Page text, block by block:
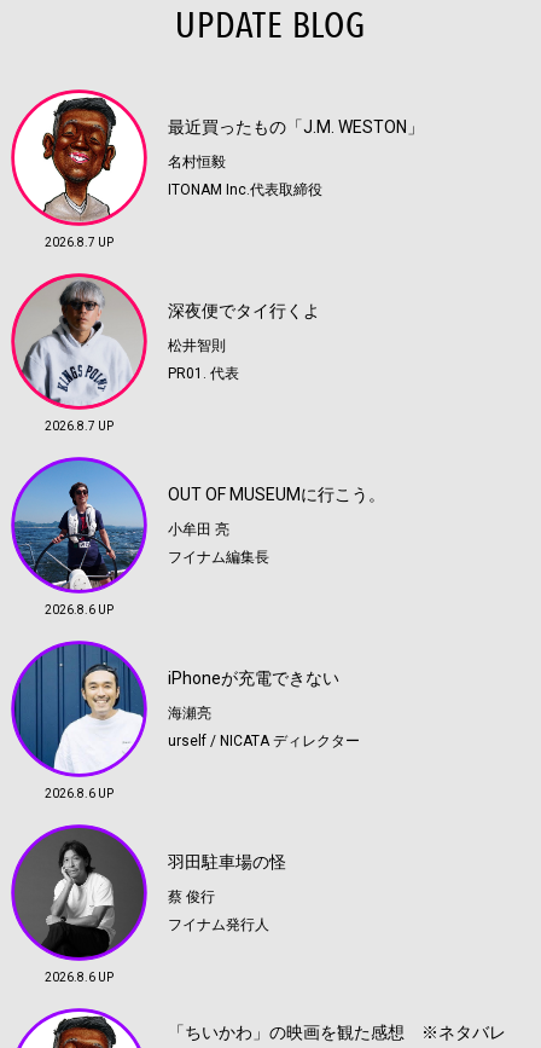
UPDATE BLOG
2026.8.7 UP
最近買ったもの「J.M. WESTON」
名村恒毅
ITONAM Inc.代表取締役
2026.8.7 UP
深夜便でタイ行くよ
松井智則
PR01. 代表
2026.8.6 UP
OUT OF MUSEUMに行こう。
小牟田 亮
フイナム編集長
2026.8.6 UP
iPhoneが充電できない
海瀬亮
urself / NICATA ディレクター
2026.8.6 UP
羽田駐車場の怪
蔡 俊行
フイナム発行人
「ちいかわ」の映画を観た感想 ※ネタバレ